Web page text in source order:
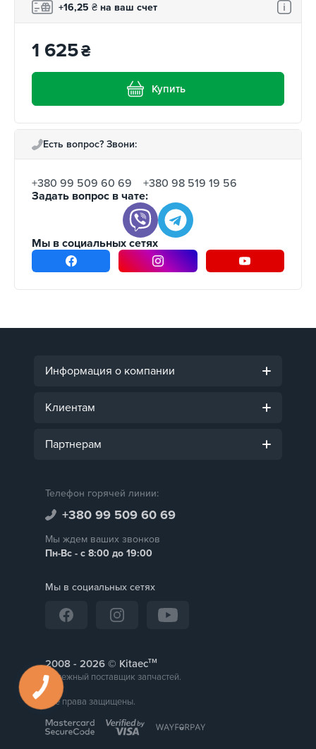
+16,25 ₴ на ваш счет
1 625₴
Купить
Есть вопрос? Звони:
+380 99 509 60 69
+380 98 519 19 56
Задать вопрос в чате:
Мы в социальных сетях
Информация о компании
Клиентам
Партнерам
Телефон горячей линии:
+380 99 509 60 69
Мы ждем ваших звонков
Пн-Вс - с 8:00 до 19:00
Мы в социальных сетях
2008 - © Kitaecтм
Надежный поставщик запчастей.
Все права защищены.